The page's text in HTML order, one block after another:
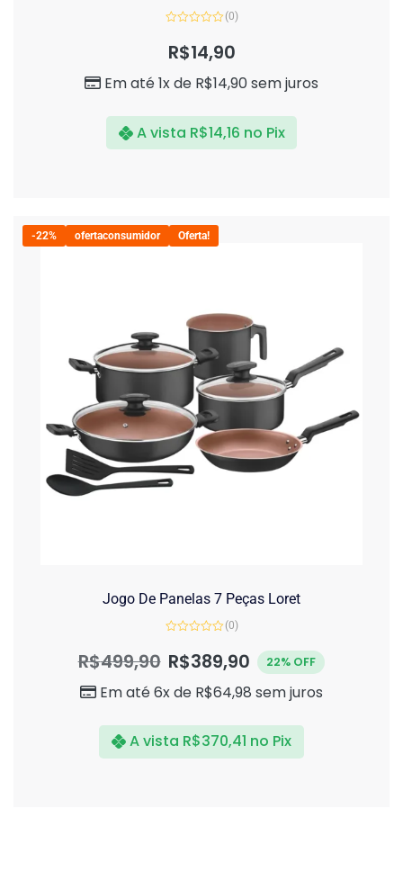
de
(0)
R$14,90
Em até 1x de R$14,90sem juros
A vista R$14,16 no Pix
-22% ofertaconsumidor Oferta!
Jogo De Panelas 7 Peças Loret
de
(0)
R$499,90 R$389,90 22% OFF
Em até 6x de R$64,98 sem juros
A vista R$370,41 no Pix